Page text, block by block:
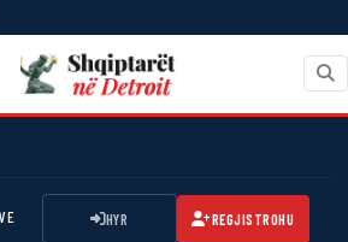
HYR REGJISTROHU